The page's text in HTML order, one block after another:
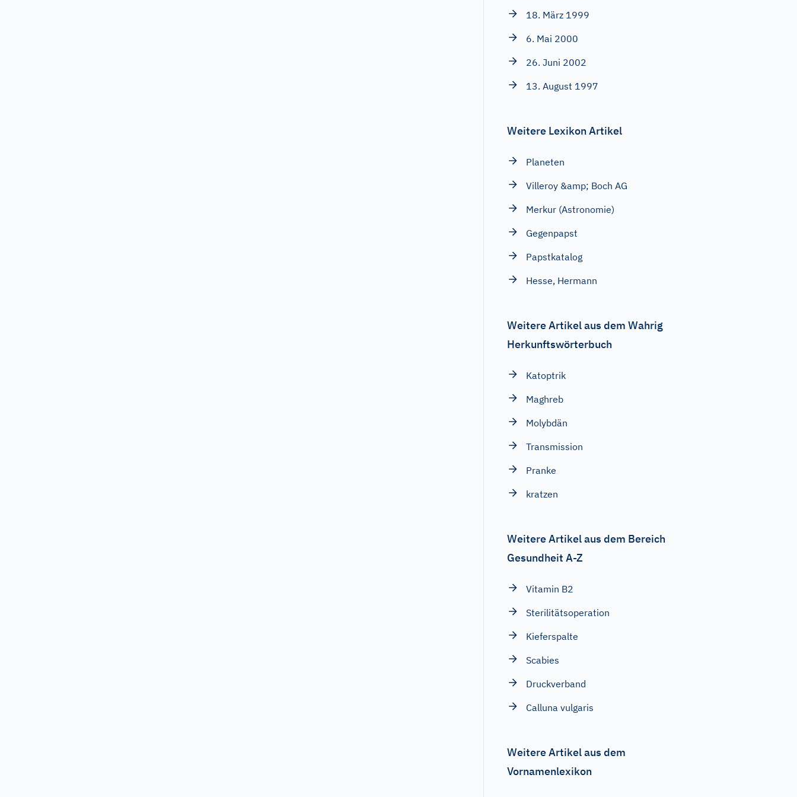
18. März 1999
6. Mai 2000
26. Juni 2002
13. August 1997
Weitere Lexikon Artikel
Planeten
Villeroy &amp; Boch AG
Merkur (Astronomie)
Gegenpapst
Papstkatalog
Hesse, Hermann
Weitere Artikel aus dem Wahrig
Herkunftswörterbuch
Katoptrik
Maghreb
Molybdän
Transmission
Pranke
kratzen
Weitere Artikel aus dem Bereich
Gesundheit A-Z
Vitamin B2
Sterilitätsoperation
Kieferspalte
Scabies
Druckverband
Calluna vulgaris
Weitere Artikel aus dem
Vornamenlexikon